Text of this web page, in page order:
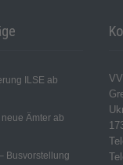
ILSE ab
neue Ämter ab
Busvorstellung